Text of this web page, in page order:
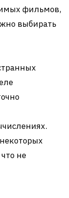
фильмов,
выбирать
не